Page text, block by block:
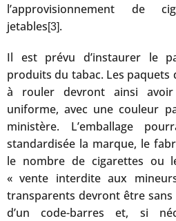
l’approvisionnement de
jetables[3].
Il est prévu d’instaurer le
produits du tabac. Les paquets
à rouler devront ainsi
uniforme, avec une couleur
ministère. L’emballage
standardisée la marque, le
le nombre de cigarettes ou
« vente interdite aux
transparents devront être sans
d’un code-barres et, si